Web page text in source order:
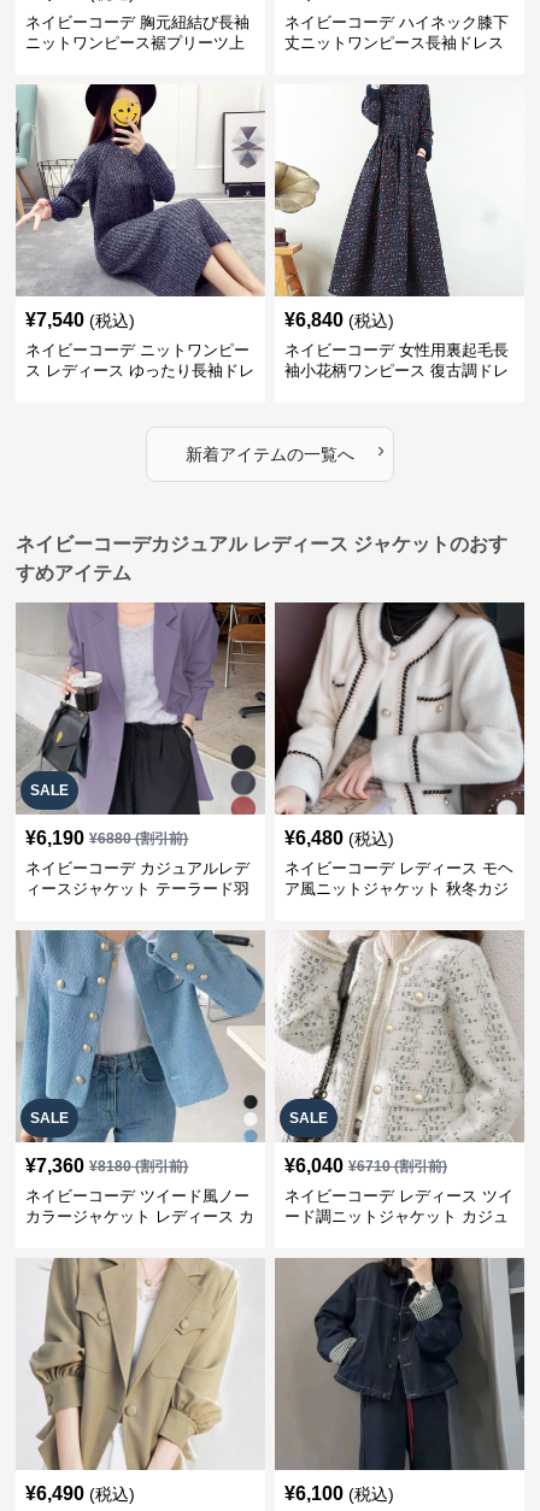
ネイビーコーデ 胸元紐結び長袖
ニットワンピース裾プリーツ上
ネイビーコーデ ハイネック膝下
丈ニットワンピース長袖ドレス
¥7,540 (税込)
ネイビーコーデ ニットワンピー
ス レディース ゆったり長袖ドレ
¥6,840 (税込)
ネイビーコーデ 女性用裏起毛長
袖小花柄ワンピース 復古調ドレ
新着アイテムの一覧へ ›
ネイビーコーデカジュアル レディース ジャケットのおす
すめアイテム
SALE
¥6,190 ¥6880(割引前)
ネイビーコーデ カジュアルレデ
ィースジャケット テーラード羽
¥6,480 (税込)
ネイビーコーデ レディース モヘ
ア風ニットジャケット 秋冬カジ
SALE
¥7,360 ¥8180(割引前)
ネイビーコーデ ツイード風ノー
カラージャケット レディース カ
SALE
¥6,040 ¥6710(割引前)
ネイビーコーデ レディース ツイ
ード調ニットジャケット カジュ
¥6,490 (税込) ¥6,100 (税込)